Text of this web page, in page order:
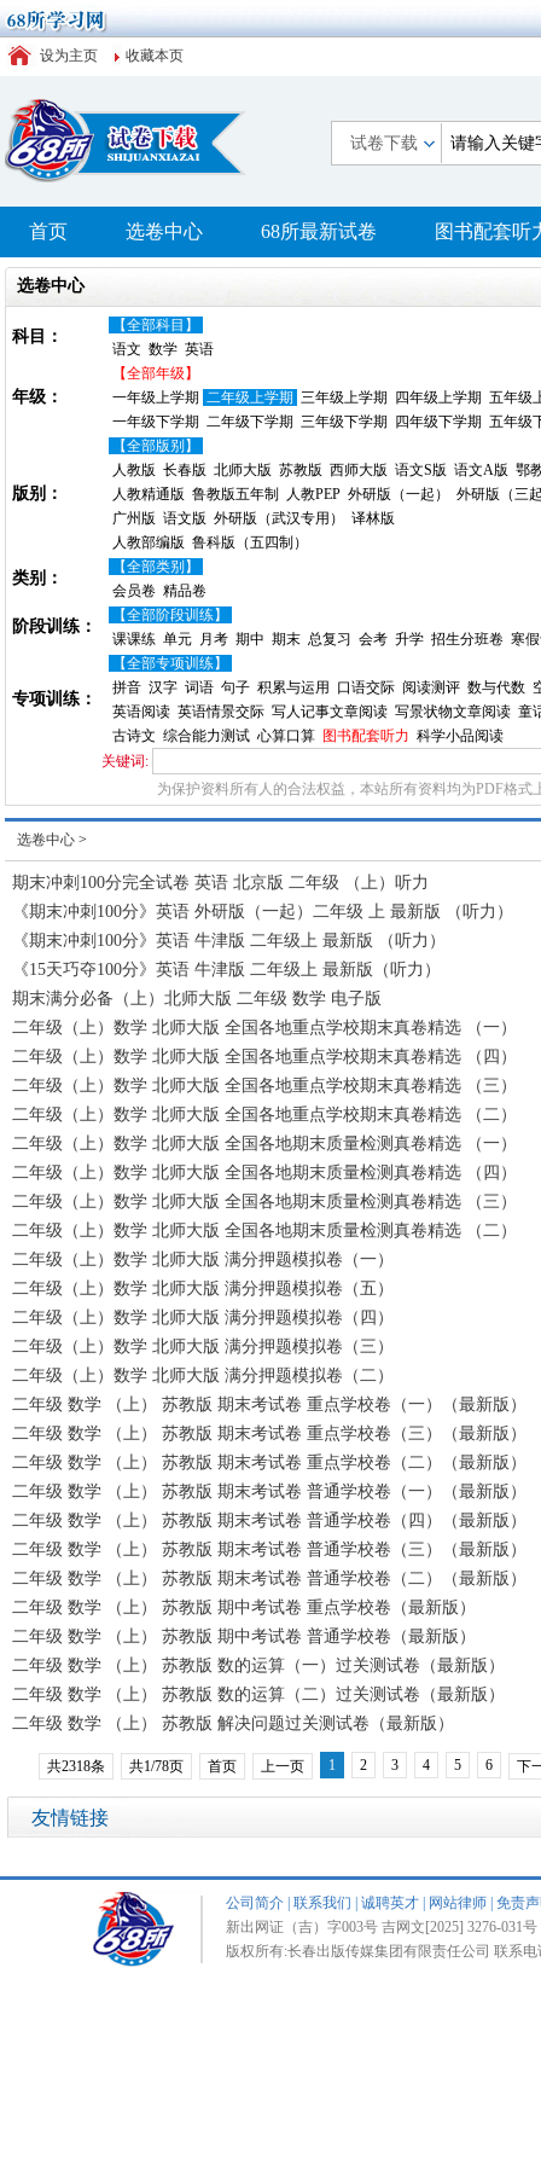
设为主页 收藏本页
试卷下载
首页 选卷中心 68所最新试卷 图书配套听
选卷中心
科目：
【全部科目】
语文 数学 英语
年级：
【全部年级】
一年级上学期 二年级上学期 三年级上学期 四年级上学期 五年级
一年级下学期 二年级下学期 三年级下学期 四年级下学期 五年级
版别：
【全部版别】
人教版 长春版 北师大版 苏教版 西师大版 语文S版 语文A版 鄂
人教精通版 鲁教版五年制 人教PEP 外研版（一起）
外研版（三
广州版 语文版 外研版（武汉专用）
译林版
人教部编版 鲁科版（五四制）
类别：
【全部类别】
会员卷 精品卷
阶段训练：
【全部阶段训练】
课课练 单元 月考 期中 期末 总复习 会考 升学 招生分班卷 寒
专项训练：
【全部专项训练】
拼音 汉字 词语 句子 积累与运用 口语交际 阅读测评 数与代数
英语阅读 英语情景交际 写人记事文章阅读 写景状物文章阅读 童
古诗文 综合能力测试 心算口算 图书配套听力 科学小品阅读
关键词:
为保护资料所有人的合法权益，本站所有资料均为PDF格式
选卷中心 >
期末冲刺100分完全试卷 英语 北京版 二年级 （上）听力
《期末冲刺100分》英语 外研版（一起）二年级 上 最新版 （听力）
《期末冲刺100分》英语 牛津版 二年级上 最新版 （听力）
《15天巧夺100分》英语 牛津版 二年级上 最新版（听力）
期末满分必备（上）北师大版 二年级 数学 电子版
二年级（上）数学 北师大版 全国各地重点学校期末真卷精选 （一）
二年级（上）数学 北师大版 全国各地重点学校期末真卷精选 （四）
二年级（上）数学 北师大版 全国各地重点学校期末真卷精选 （三）
二年级（上）数学 北师大版 全国各地重点学校期末真卷精选 （二）
二年级（上）数学 北师大版 全国各地期末质量检测真卷精选 （一）
二年级（上）数学 北师大版 全国各地期末质量检测真卷精选 （四）
二年级（上）数学 北师大版 全国各地期末质量检测真卷精选 （三）
二年级（上）数学 北师大版 全国各地期末质量检测真卷精选 （二）
二年级（上）数学 北师大版 满分押题模拟卷（一）
二年级（上）数学 北师大版 满分押题模拟卷（五）
二年级（上）数学 北师大版 满分押题模拟卷（四）
二年级（上）数学 北师大版 满分押题模拟卷（三）
二年级（上）数学 北师大版 满分押题模拟卷（二）
二年级 数学 （上） 苏教版 期末考试卷 重点学校卷（一）（最新版）
二年级 数学 （上） 苏教版 期末考试卷 重点学校卷（三）（最新版）
二年级 数学 （上） 苏教版 期末考试卷 重点学校卷（二）（最新版）
二年级 数学 （上） 苏教版 期末考试卷 普通学校卷（一）（最新版）
二年级 数学 （上） 苏教版 期末考试卷 普通学校卷（四）（最新版）
二年级 数学 （上） 苏教版 期末考试卷 普通学校卷（三）（最新版）
二年级 数学 （上） 苏教版 期末考试卷 普通学校卷（二）（最新版）
二年级 数学 （上） 苏教版 期中考试卷 重点学校卷（最新版）
二年级 数学 （上） 苏教版 期中考试卷 普通学校卷（最新版）
二年级 数学 （上） 苏教版 数的运算（一）过关测试卷（最新版）
二年级 数学 （上） 苏教版 数的运算（二）过关测试卷（最新版）
二年级 数学 （上） 苏教版 解决问题过关测试卷（最新版）
共2318条 共1/78页 首页 上一页 1 2 3 4 5 6 下
友情链接
公司简介 联系我们 诚聘英才 网站律师 免责
新出网证（吉）字003号 吉网文[2025] 3276-031
版权所有:长春出版传媒集团有限责任公司 联系电